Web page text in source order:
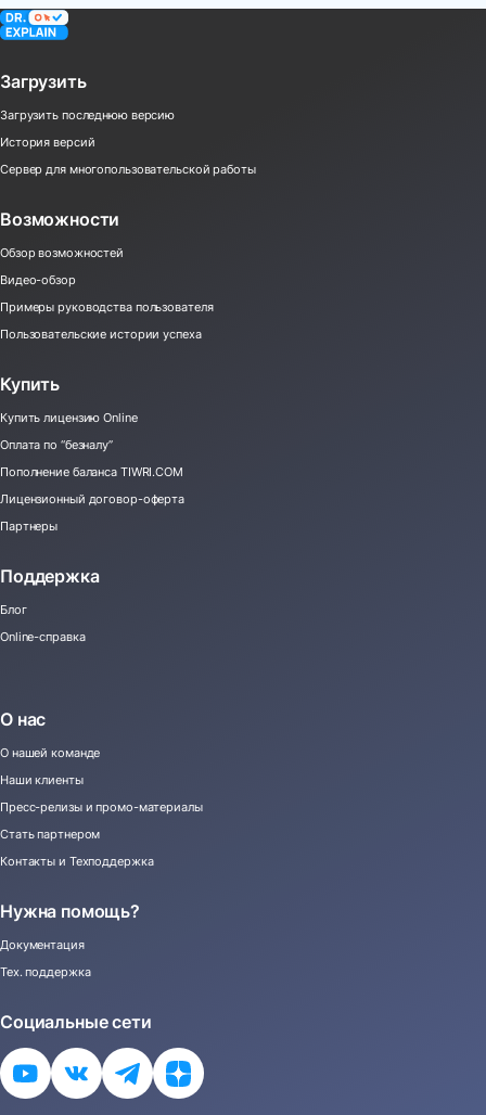
Загрузить
Загрузить последнюю версию
История версий
Сервер для многопользовательской работы
Возможности
Обзор возможностей
Видео-обзор
Примеры руководства пользователя
Пользовательские истории успеха
Купить
Купить лицензию Online
Оплата по “безналу”
Пополнение баланса TIWRI.COM
Лицензионный договор-оферта
Партнеры
Поддержка
Блог
Online-справка
О нас
О нашей команде
Наши клиенты
Пресс-релизы и промо-материалы
Стать партнером
Контакты и Техподдержка
Нужна помощь?
Документация
Тех. поддержка
Социальные сети